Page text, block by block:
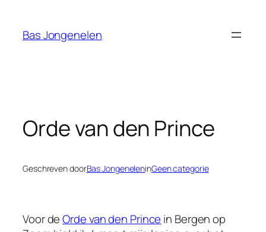
Bas Jongenelen
Orde van den Prince
Geschreven doorBas JongeneleninGeen categorie
Voor deOrde van den Prince in Bergen op